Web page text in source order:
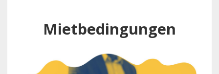
Mietbedingungen